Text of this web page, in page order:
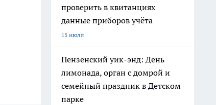
проверить в квитанциях
данные приборов учёта
15 июля
Пензенский уик-энд: День
лимонада, орган с домрой и
семейный праздник в Детском
парке